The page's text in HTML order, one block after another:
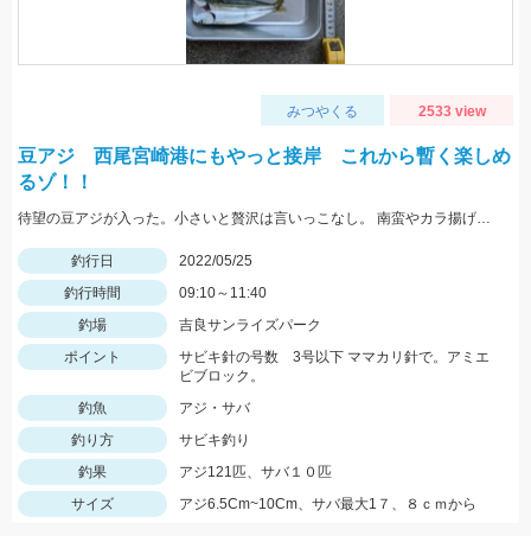
みつやくる 2533 view
豆アジ 西尾宮崎港にもやっと接岸 これから暫く楽しめ
るゾ！！
待望の豆アジが入った。小さいと贅沢は言いっこなし。 南蛮やカラ揚げに最適。今だけの特典。
釣行日
2022/05/25
釣行時間
09:10～11:40
釣場
吉良サンライズパーク
ポイント
サビキ針の号数 3号以下 ママカリ針で。アミエ
ビブロック。
釣魚
アジ・サバ
釣り方
サビキ釣り
釣果
アジ121匹、サバ１０匹
サイズ
アジ6.5Cm~10Cm、サバ最大1７、８ｃｍから